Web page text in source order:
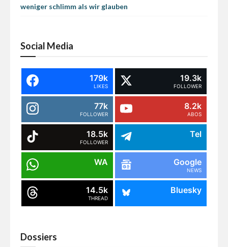
weniger schlimm als wir glauben
Social Media
179k
LIKES
19.3k
FOLLOWER
77k
FOLLOWER
8.2k
ABOS
18.5k
FOLLOWER
Tel
WA Google
NEWS
14.5k
THREAD
Bluesky
Dossiers